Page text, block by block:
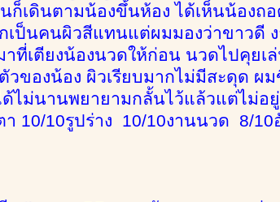
ก็เดินตามน้องขึ้นห้อง ได้เห็นน้องถ
เป็นคนผิวสีแทนแต่ผมมองว่าขาวดี
ที่เตียงน้องนวดให้ก่อน นวดไปคุยเ
วของน้อง ผิวเรียบมากไม่มีสะดุด ผ
ไม่นานพยายามกลั้นไว้แล้วแต่ไม่อยู่
10/10รูปร่าง 10/10งานนวด 8/10